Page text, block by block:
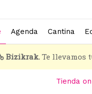
Agenda Cantina
Bizikrak.Te llevamos
Tienda